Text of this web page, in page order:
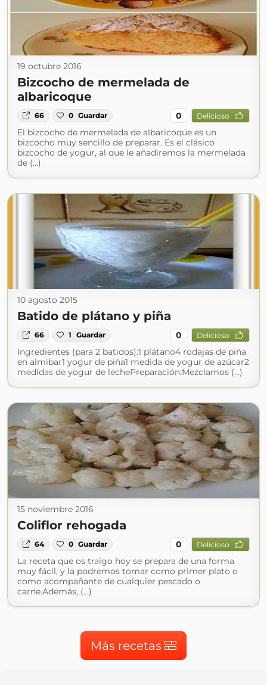
19 octubre 2016
Bizcocho de mermelada de
albaricoque
66 0 Guardar 0 Delicioso
El bizcocho de mermelada de albaricoque es un
bizcocho muy sencillo de preparar. Es el clásico
bizcocho de yogur, al que le añadiremos la mermelada
de (...)
10 agosto 2015
Batido de plátano y piña
66 1 Guardar 0 Delicioso
Ingredientes (para 2 batidos):1 plátano4 rodajas de piña
en almibar1 yogur de piña1 medida de yogur de azúcar2
medidas de yogur de lechePreparación:Mezclamos (...)
15 noviembre 2016
Coliflor rehogada
64 0 Guardar 0 Delicioso
La receta que os traigo hoy se prepara de una forma
muy fácil, y la podremos tomar como primer plato o
como acompañante de cualquier pescado o
carne.Además, (...)
Más recetas